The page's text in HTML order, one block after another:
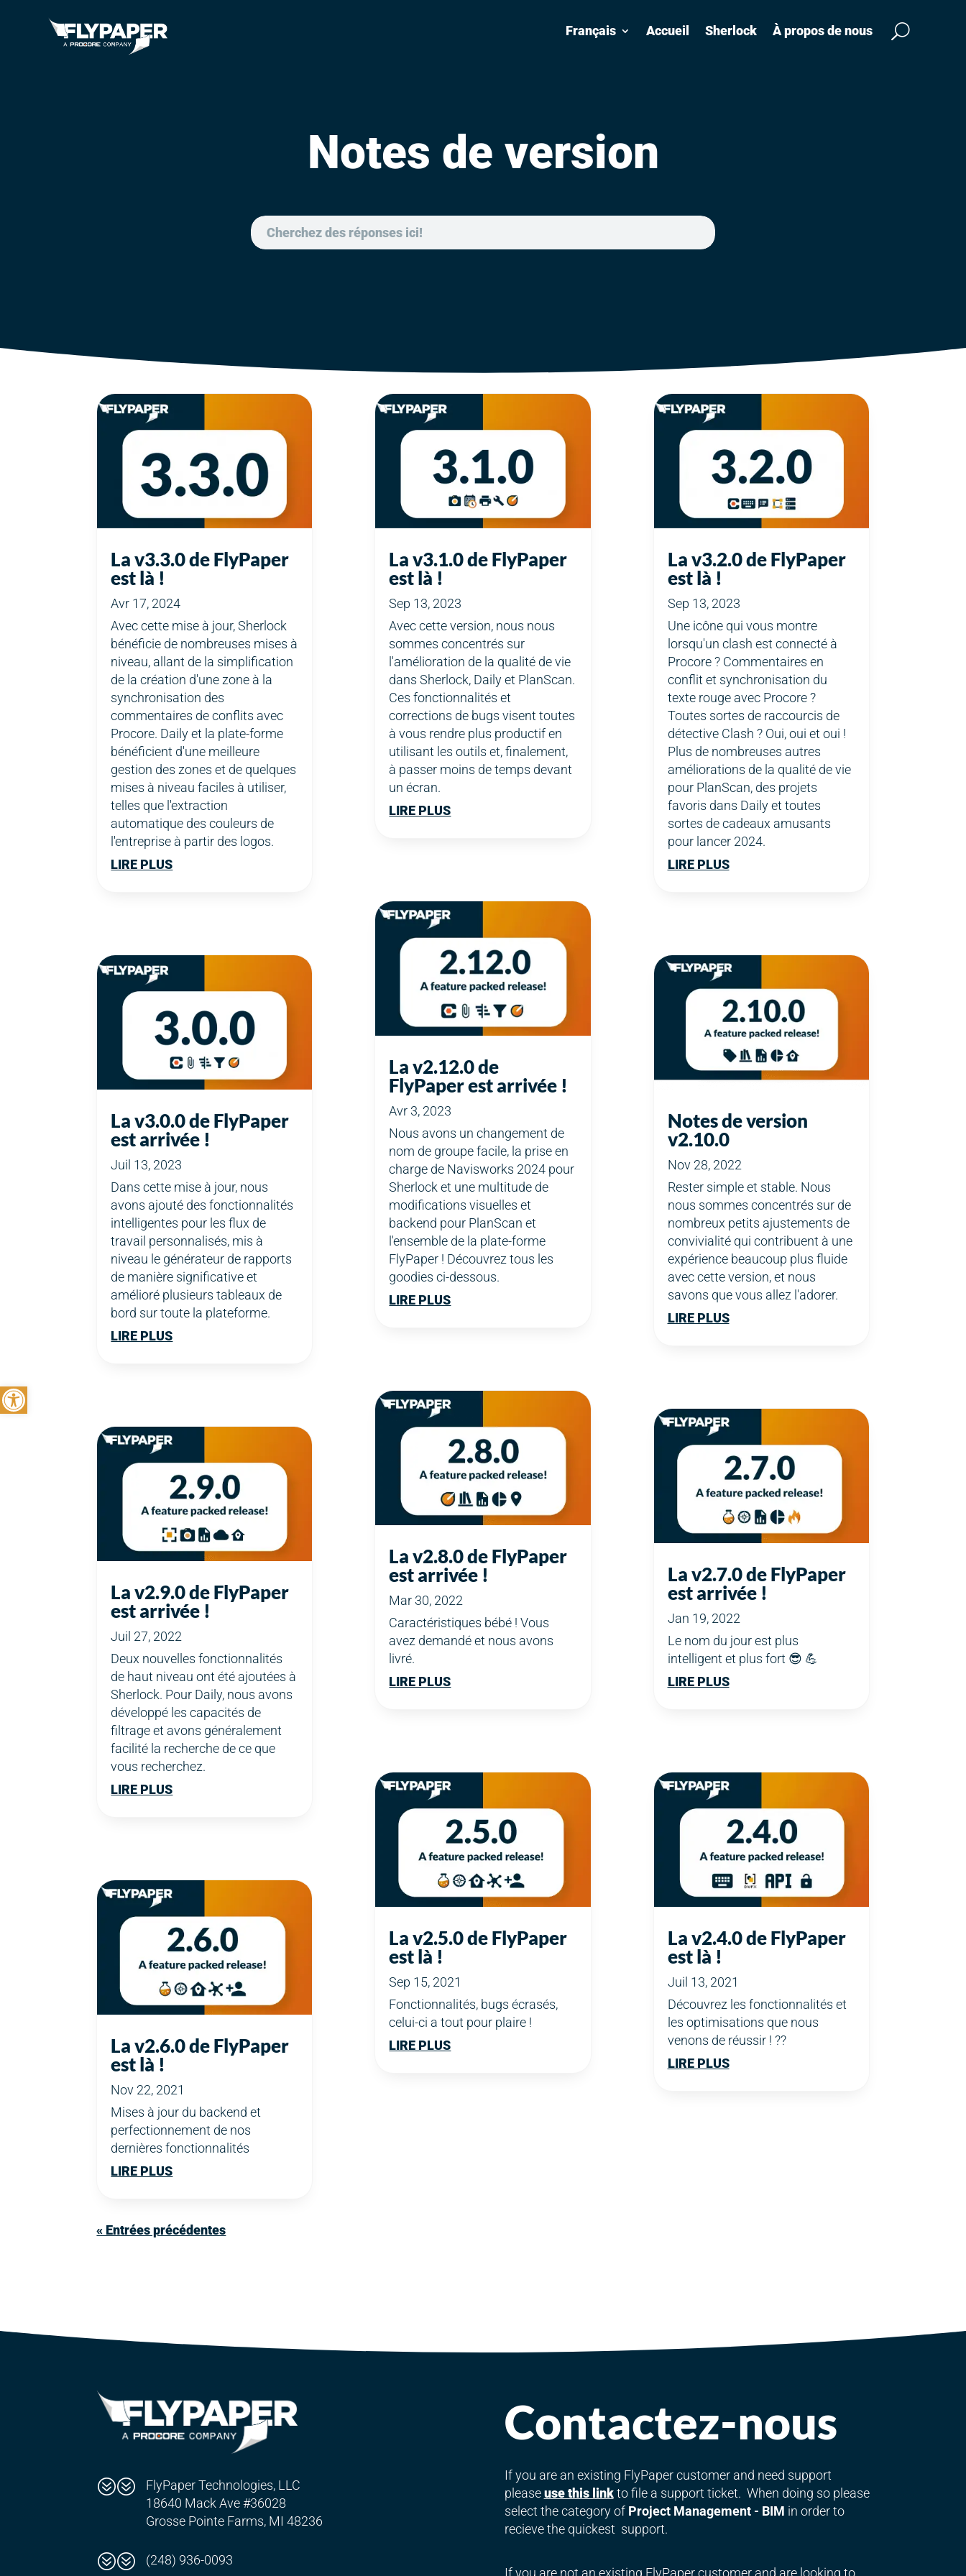
Ouvrir la barre d’outils
Français Accueil Sherlock À propos de nous
Notes de version
La v3.3.0 de FlyPaper
est là !
Avr 17, 2024
Avec cette mise à jour, Sherlock
bénéficie de nombreuses mises à
niveau, allant de la simplification
de la création d'une zone à la
synchronisation des
commentaires de conflits avec
Procore. Daily et la plate-forme
bénéficient d'une meilleure
gestion des zones et de quelques
mises à niveau faciles à utiliser,
telles que l'extraction
automatique des couleurs de
l'entreprise à partir des logos.
LIRE PLUS
La v3.0.0 de FlyPaper
est arrivée !
Juil 13, 2023
Dans cette mise à jour, nous
avons ajouté des fonctionnalités
intelligentes pour les flux de
travail personnalisés, mis à
niveau le générateur de rapports
de manière significative et
amélioré plusieurs tableaux de
bord sur toute la plateforme.
LIRE PLUS
La v2.9.0 de FlyPaper
est arrivée !
Juil 27, 2022
Deux nouvelles fonctionnalités
de haut niveau ont été ajoutées à
Sherlock. Pour Daily, nous avons
développé les capacités de
filtrage et avons généralement
facilité la recherche de ce que
vous recherchez.
LIRE PLUS
La v2.6.0 de FlyPaper
est là !
Nov 22, 2021
Mises à jour du backend et
perfectionnement de nos
dernières fonctionnalités
LIRE PLUS
La v3.1.0 de FlyPaper
est là !
Sep 13, 2023
Avec cette version, nous nous
sommes concentrés sur
l'amélioration de la qualité de vie
dans Sherlock, Daily et PlanScan.
Ces fonctionnalités et
corrections de bugs visent toutes
à vous rendre plus productif en
utilisant les outils et, finalement,
à passer moins de temps devant
un écran.
LIRE PLUS
La v2.12.0 de
FlyPaper est arrivée !
Avr 3, 2023
Nous avons un changement de
nom de groupe facile, la prise en
charge de Navisworks 2024 pour
Sherlock et une multitude de
modifications visuelles et
backend pour PlanScan et
l'ensemble de la plate-forme
FlyPaper ! Découvrez tous les
goodies ci-dessous.
LIRE PLUS
La v2.8.0 de FlyPaper
est arrivée !
Mar 30, 2022
Caractéristiques bébé ! Vous
avez demandé et nous avons
livré.
LIRE PLUS
La v2.5.0 de FlyPaper
est là !
Sep 15, 2021
Fonctionnalités, bugs écrasés,
celui-ci a tout pour plaire !
LIRE PLUS
La v3.2.0 de FlyPaper
est là !
Sep 13, 2023
Une icône qui vous montre
lorsqu'un clash est connecté à
Procore ? Commentaires en
conflit et synchronisation du
texte rouge avec Procore ?
Toutes sortes de raccourcis de
détective Clash ? Oui, oui et oui !
Plus de nombreuses autres
améliorations de la qualité de vie
pour PlanScan, des projets
favoris dans Daily et toutes
sortes de cadeaux amusants
pour lancer 2024.
LIRE PLUS
Notes de version
v2.10.0
Nov 28, 2022
Rester simple et stable. Nous
nous sommes concentrés sur de
nombreux petits ajustements de
convivialité qui contribuent à une
expérience beaucoup plus fluide
avec cette version, et nous
savons que vous allez l'adorer.
LIRE PLUS
La v2.7.0 de FlyPaper
est arrivée !
Jan 19, 2022
Le nom du jour est plus
intelligent et plus fort 😎 💪
LIRE PLUS
La v2.4.0 de FlyPaper
est là !
Juil 13, 2021
Découvrez les fonctionnalités et
les optimisations que nous
venons de réussir ! ??
LIRE PLUS
« Entrées précédentes
??
FlyPaper Technologies, LLC
18640 Mack Ave #36028
Grosse Pointe Farms, MI 48236
?? (248) 936-0093
Contactez-nous
If you are an existing FlyPaper customer and need support
pleaseuse this linkto file a support ticket. When doing so please
select the category of Project Management - BIM in order to
recieve the quickest support.